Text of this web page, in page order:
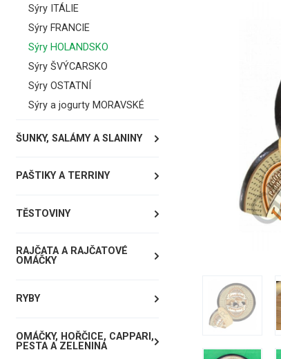
Sýry ITÁLIE
Sýry FRANCIE
Sýry HOLANDSKO
Sýry ŠVÝCARSKO
Sýry OSTATNÍ
Sýry a jogurty MORAVSKÉ
ŠUNKY, SALÁMY A SLANINY
PAŠTIKY A TERRINY
TĚSTOVINY
RAJČATA A RAJČATOVÉ
OMÁČKY
RYBY
OMÁČKY, HOŘČICE, CAPPARI,
PESTA A ZELENINA